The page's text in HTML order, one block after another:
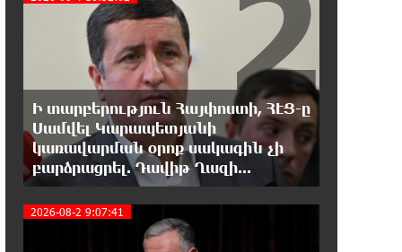
21:03:44 7-08-2026
Կաթողիկոսի նկատմամբ
իրականացվող
բռնադատավարությունը միահեծան
իշխանության հետևանք է. Հանրային Դաշինք
20:59:50 7-08-2026
ընդդիմության անվերջանալի
պայքարում տուժում է միայն ու միայն ՀՀ
քաղաքացին. Աննա Կոստանյան
Ի տարբերություն Հայփոստի, ՀԷՑ-ը
Սամվել Կարապետյանի
կառավարման օրոք սակագին չի
բարձրացրել. Դավիթ Ղազի...
2026-08-2 9:07:41